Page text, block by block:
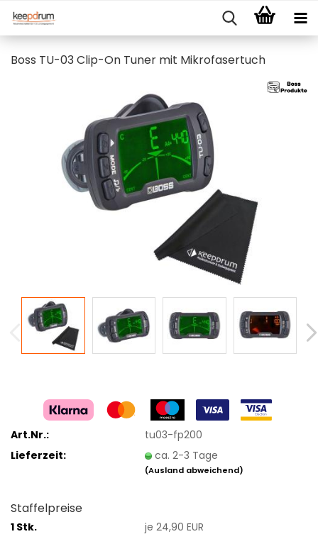
Boss TU-03 Clip-On Tuner mit Mikrofasertuch
Art.Nr.:
tu03-fp200
Lieferzeit:
ca. 2-3 Tage
(Ausland abweichend)
Staffelpreise
1 Stk.
je 24,90 EUR